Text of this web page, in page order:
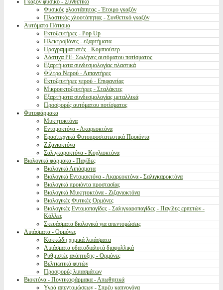
Γκαζόν φυσικό - Συνθετικό
Φυσικός χλοοτάπητας - Έτοιμο γκαζόν
Πλαστικός χλοοτάπητας - Συνθετικό γκαζόν
Αυτόματο Πότισμα
Εκτοξευτήρες - Pop Up
Ηλεκτροβάνες - εξαρτήματα
Προγραμματιστές - Κομπιούτερ
Λάστιχα PE- Σωλήνες αυτόματου ποτίσματος
Εξαρτήματα συνδεσμολογίας πλαστικά
Φίλτρα Νερού - Λιπαντήρες
Εκτοξευτήρες νερού - Επιφανείας
Μικροεκτοξευτήρες - Σταλάκτες
Εξαρτήματα συνδεσμολογίας μεταλλικά
Προσφορές αυτόματου ποτίσματος
Φυτοφάρμακα
Μυκητοκτόνα
Εντομοκτόνα - Ακαρεοκτόνα
Ερασιτεχνικά Φυτοπροστατευτικά Προιόντα
Ζιζανιοκτόνα
Σαλιγκαροκτόνα - Κοχλιοκτόνα
Βιολογικά φάρμακα - Παγίδες
Βιολογικά Λιπάσματα
Βιολογικά Εντομοκτόνα - Ακαρεοκτόνα - Σαλιγκαροκτόνα
Βιολογικά προιόντα προστασίας
Βιολογικά Μυκητοκτόνα - Ζιζανιοκτόνα
Βιολογικές Φυτικές Ορμόνες
Βιολογικές Εντομοπαγίδες - Σαλιγκαροπαγίδες - Παγίδες ερπετών -
Κόλλες
Σκευάσματα βιολογικά για απεντομώσεις
Λιπάσματα - Ορμόνες
Κοκκώδη χημικά λιπάσματα
Λιπάσματα υδατοδιαλυτά διαφυλλικά
Ρυθμιστές ανάπτυξης - Ορμόνες
Βελτιωτικά φυτών
Προσφορές λιπασμάτων
Βιοκτόνα - Ποντικοφάρμακα - Απωθητικά
Υγρά απεντομώσεων - Σπρέυ καπνογόνα